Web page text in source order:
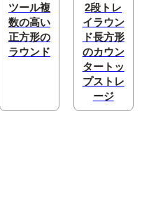
ツール複
数の高い
正方形の
ラウンド
2段トレ
イラウン
ド長方形
のカウン
タートッ
プストレ
ージ